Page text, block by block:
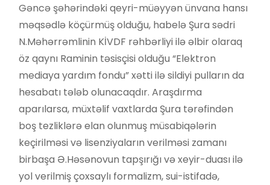
Gəncə şəhərindəki qeyri-müəyyən ünvana hansı
məqsədlə köçürmüş olduğu, habelə Şura sədri
N.Məhərrəmlinin KİVDF rəhbərliyi ilə əlbir olaraq
öz qaynı Raminin təsisçisi olduğu “Elektron
mediaya yardım fondu” xətti ilə sildiyi pulların da
hesabatı tələb olunacaqdır. Araşdırma
aparılarsa, müxtəlif vaxtlarda Şura tərəfindən
boş tezliklərə elan olunmuş müsabiqələrin
keçirilməsi və lisenziyaların verilməsi zamanı
birbaşa Ə.Həsənovun tapşırığı və xeyir-duası ilə
yol verilmiş çoxsaylı formalizm, sui-istifadə,